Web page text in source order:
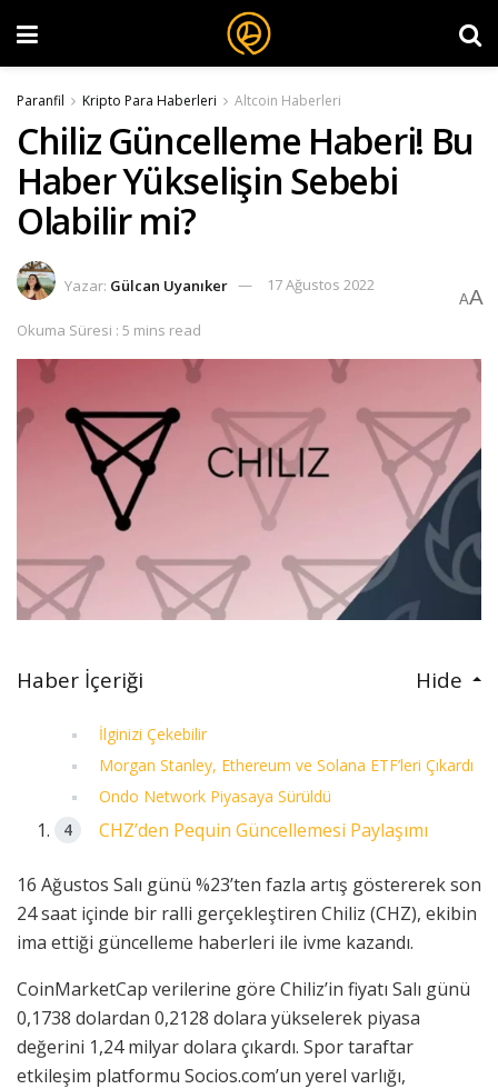
Paranfil Kripto Para Haberleri Altcoin Haberleri
Chiliz Güncelleme Haberi! Bu
Haber Yükselişin Sebebi
Olabilir mi?
Yazar: Gülcan Uyanıker 17 Ağustos 2022
Okuma Süresi : 5 mins read
AA
Haber İçeriği Hide
İlginizi Çekebilir
Morgan Stanley, Ethereum ve Solana ETF’leri Çıkardı
Ondo Network Piyasaya Sürüldü
CHZ’den Pequin Güncellemesi Paylaşımı
16 Ağustos Salı günü %23’ten fazla artış göstererek son
24 saat içinde bir ralli gerçekleştiren Chiliz (CHZ), ekibin
ima ettiği güncelleme haberleri ile ivme kazandı.
CoinMarketCap verilerine göre Chiliz’in fiyatı Salı günü
0,1738 dolardan 0,2128 dolara yükselerek piyasa
değerini 1,24 milyar dolara çıkardı. Spor taraftar
etkileşim platformu Socios.com’un yerel varlığı,